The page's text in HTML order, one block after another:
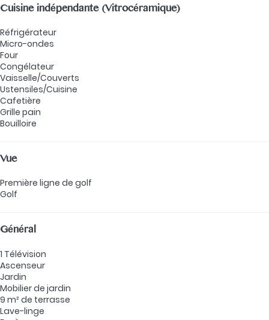
Cuisine indépendante (Vitrocéramique)
Réfrigérateur
Micro-ondes
Four
Congélateur
Vaisselle/Couverts
Ustensiles/Cuisine
Cafetière
Grille pain
Bouilloire
Vue
Première ligne de golf
Golf
Général
1 Télévision
Ascenseur
Jardin
Mobilier de jardin
9 m² de terrasse
Lave-linge